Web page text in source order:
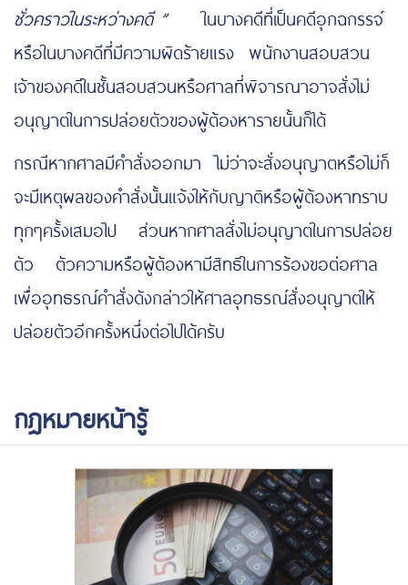
ชั่วคราวในระหว่างคดี ”ในบางคดีที่เป็นคดีอุกฉกรรจ์
หรือในบางคดีที่มีความผิดร้ายแรง พนักงานสอบสวน
เจ้าของคดีในชั้นสอบสวนหรือศาลที่พิจารณาอาจสั่งไม่
อนุญาตในการปล่อยตัวของผู้ต้องหารายนั้นก็ได้
กรณีหากศาลมีคำสั่งออกมา ไม่ว่าจะสั่งอนุญาตหรือไม่ก็
จะมีเหตุผลของคำสั่งนั้นแจ้งให้กับญาติหรือผู้ต้องหาทราบ
ทุกๆครั้งเสมอไป ส่วนหากศาลสั่งไม่อนุญาตในการปล่อย
ตัว ตัวความหรือผู้ต้องหามีสิทธิในการร้องขอต่อศาล
เพื่ออุทธรณ์คำสั่งดังกล่าวให้ศาลอุทธรณ์สั่งอนุญาตให้
ปล่อยตัวอีกครั้งหนึ่งต่อไปได้ครับ
กฎหมายหน้ารู้